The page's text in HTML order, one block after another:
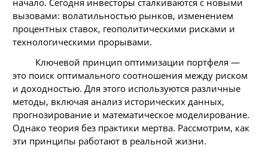
вызовами: волатильностью рынков, изменением
процентных ставок, геополитическими рисками и
технологическими прорывами.
Ключевой принцип оптимизации портфеля —
это поиск оптимального соотношения между риском
и доходностью. Для этого используются различные
методы, включая анализ исторических данных,
прогнозирование и математическое моделирование.
Однако теория без практики мертва. Рассмотрим, как
эти принципы работают в реальной жизни.